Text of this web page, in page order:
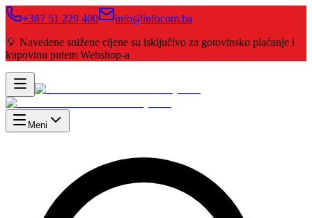
+387 51 229 400
info@infocom.ba
💡 Navedene snižene cijene su isključivo za gotovinsko plaćanje i
kupovinu putem Webshop-a
Meni